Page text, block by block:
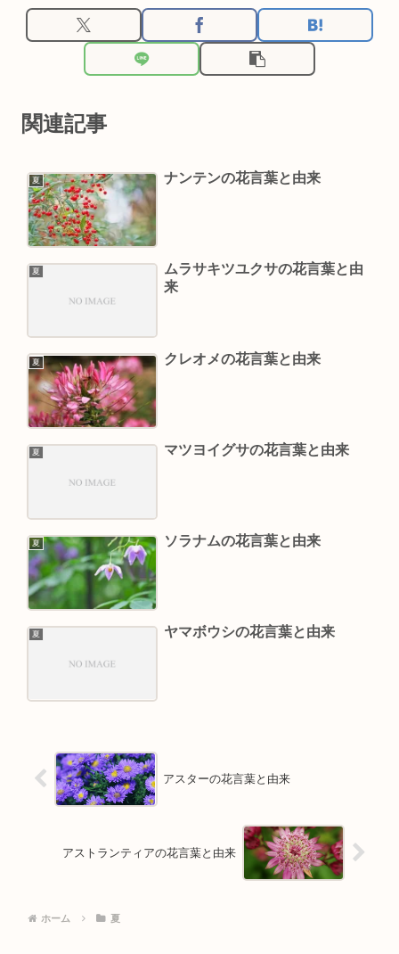
関連記事
夏 ナンテンの花言葉と由来
夏
ムラサキツユクサの花言葉と由
来
夏 クレオメの花言葉と由来
夏 マツヨイグサの花言葉と由来
夏 ソラナムの花言葉と由来
夏 ヤマボウシの花言葉と由来
アスターの花言葉と由来
アストランティアの花言葉と由来
ホーム 夏